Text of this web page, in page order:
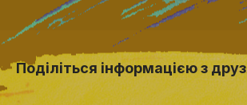
Поділіться інформацією з